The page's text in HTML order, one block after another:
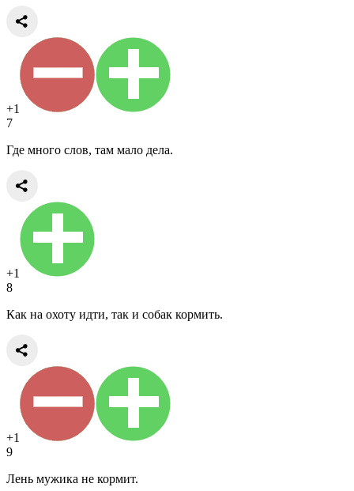
+1
7
Где много слов, там мало дела.
+1
8
Как на охоту идти, так и собак кормить.
+1
9
Лень мужика не кормит.